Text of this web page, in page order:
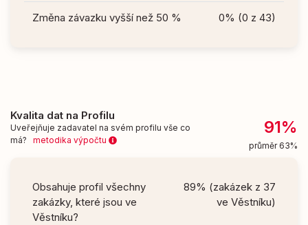
Změna závazku vyšší než 50 % 0% (0 z 43)
Kvalita dat na Profilu
Uveřejňuje zadavatel na svém profilu vše co
má? metodika výpočtu
91%
průměr 63%
Obsahuje profil všechny
zakázky, které jsou ve
Věstníku?
89% (zakázek z 37
ve Věstníku)